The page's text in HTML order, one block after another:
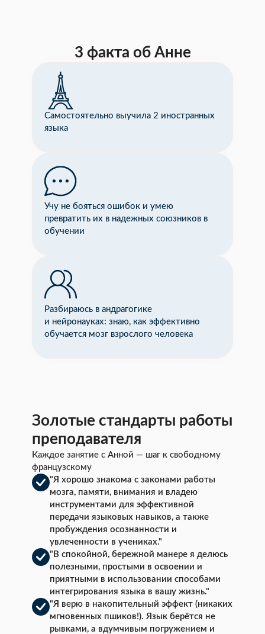
3 факта об Анне
Самостоятельно выучила 2 иностранных
языка
Учу не бояться ошибок и умею
превратить их в надежных союзников в
обучении
Разбираюсь в андрагогике
и нейронауках: знаю, как эффективно
обучается мозг взрослого человека
Золотые стандарты работы
преподавателя
Каждое занятие с Анной — шаг к свободному
французскому
"Я хорошо знакома с законами работы
мозга, памяти, внимания и владею
инструментами для эффективной
передачи языковых навыков, а также
пробуждения осознанности и
увлеченности в учениках."
"В спокойной, бережной манере я делюсь
полезными, простыми в освоении и
приятными в использовании способами
интегрирования языка в вашу жизнь."
"Я верю в накопительный эффект (никаких
мгновенных пшиков!). Язык берётся не
рывками, а вдумчивым погружением и